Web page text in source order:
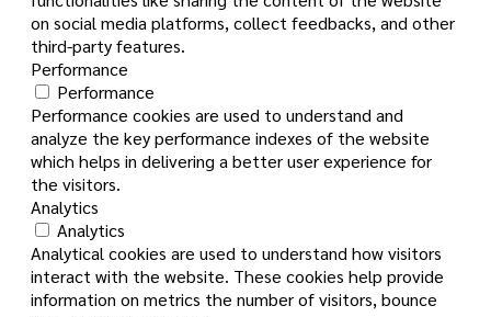
on social media platforms, collect feedbacks, and other
third-party features.
Performance
Performance
Performance cookies are used to understand and
analyze the key performance indexes of the website
which helps in delivering a better user experience for
the visitors.
Analytics
Analytics
Analytical cookies are used to understand how visitors
interact with the website. These cookies help provide
information on metrics the number of visitors, bounce